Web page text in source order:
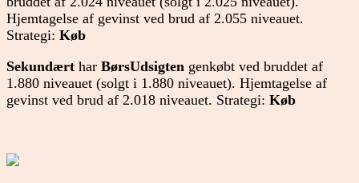
Hjemtagelse af gevinst ved brud af 2.055 niveauet.
Strategi: Køb
Sekundært har BørsUdsigten genkøbt ved bruddet af
1.880 niveauet (solgt i 1.880 niveauet). Hjemtagelse af
gevinst ved brud af 2.018 niveauet. Strategi: Køb